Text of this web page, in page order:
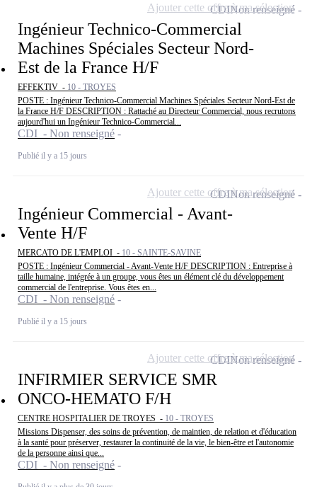
Ingénieur Technico-Commercial
Machines Spéciales Secteur Nord-
Est de la France H/F
EFFEKTIV - 10 - TROYES
POSTE : Ingénieur Technico-Commercial Machines Spéciales Secteur Nord-Est de
la France H/F DESCRIPTION : Rattaché au Directeur Commercial, nous recrutons
aujourd'hui un Ingénieur Technico-Commercial...
CDI - Non renseigné
Publié il y a 15 jours
CDINon renseigné
Ajouter cette offre à ma sélection
Ingénieur Commercial - Avant-
Vente H/F
MERCATO DE L'EMPLOI - 10 - SAINTE-SAVINE
POSTE : Ingénieur Commercial - Avant-Vente H/F DESCRIPTION : Entreprise à
taille humaine, intégrée à un groupe, vous êtes un élément clé du développement
commercial de l'entreprise. Vous êtes en...
CDI - Non renseigné
Publié il y a 15 jours
CDINon renseigné
Ajouter cette offre à ma sélection
INFIRMIER SERVICE SMR
ONCO-HEMATO F/H
CENTRE HOSPITALIER DE TROYES - 10 - TROYES
Missions Dispenser, des soins de prévention, de maintien, de relation et d'éducation
à la santé pour préserver, restaurer la continuité de la vie, le bien-être et l'autonomie
de la personne ainsi que...
CDI - Non renseigné
CDINon renseigné
Ajouter cette offre à ma sélection